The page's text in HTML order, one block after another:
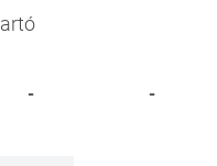
- -